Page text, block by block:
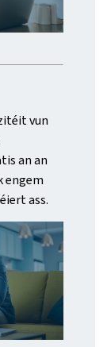
vun
an an
engem
ass.